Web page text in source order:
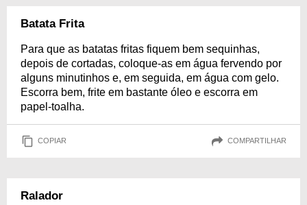
Batata Frita
Para que as batatas fritas fiquem bem sequinhas,
depois de cortadas, coloque-as em água fervendo por
alguns minutinhos e, em seguida, em água com gelo.
Escorra bem, frite em bastante óleo e escorra em
papel-toalha.
COPIAR COMPARTILHAR
Ralador